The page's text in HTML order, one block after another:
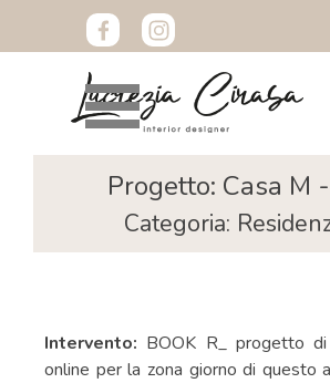
Progetto: Casa M
Categoria:
Intervento: BOOK R_ progetto
online per la zona giorno di questo